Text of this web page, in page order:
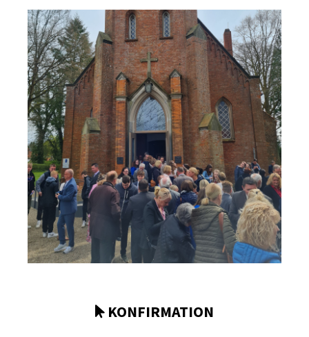
 KONFIRMATION